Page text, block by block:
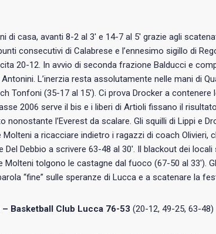
di casa, avanti 8-2 al 3′ e 14-7 al 5′ grazie agli
consecutivi di Calabrese e l’ennesimo sigillo di
20-12. In avvio di seconda frazione Balducci e
L’inerzia resta assolutamente nelle mani di
Tonfoni (35-17 al 15′). Ci prova Drocker a
2006 serve il bis e i liberi di Artioli fissano il
nonostante l’Everest da scalare. Gli squilli di Lippi e
Molteni a ricacciare indietro i ragazzi di coach
Del Debbio a scrivere 63-48 al 30′. Il blackout dei
Molteni tolgono le castagne dal fuoco (67-50 al 33′).
“fine” sulle speranze di Lucca e a scatenare la
– Basketball Club Lucca 76-53 (20-12, 49-25, 63-48)